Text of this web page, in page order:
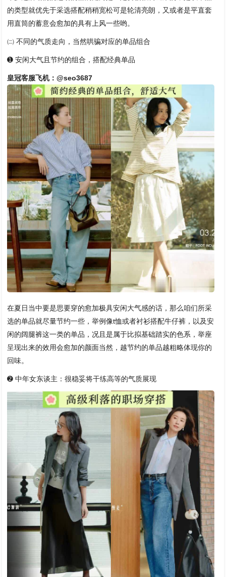
的类型就优先于采选搭配稍稍宽松可是轮清亮朗，又或者是平直套
用直筒的蓄意会愈加的具有上风一些哟。
㈡ 不同的气质走向，当然哄骗对应的单品组合
➊ 安闲大气且节约的组合，搭配经典单品
皇冠客服飞机：@seo3687
在夏日当中要是思要穿的愈加极具安闲大气感的话，那么咱们所采
选的单品就尽量节约一些，举例像t恤或者衬衫搭配牛仔裤，以及安
闲的阔腿裤这一类的单品，况且是属于比拟基础踏实的色系，举座
呈现出来的效用会愈加的颜面当然，越节约的单品越粗略体现你的
回味。
➋ 中年女东谈主：很稳妥将干练高等的气质展现